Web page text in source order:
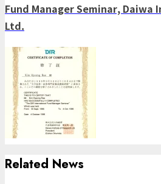
Fund Manager Seminar, Daiwa
Ltd.
Related News